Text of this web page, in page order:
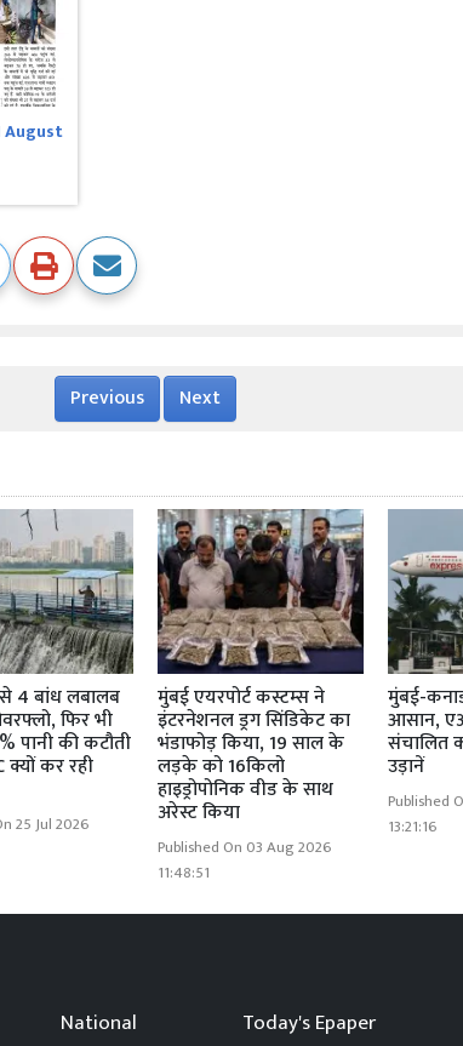
August
Previous Next
4 बांध लबालब
फिर भी
पानी की कटौती
क्यों कर रही
25 Jul 2026
मुंबई एयरपोर्ट कस्टम्स ने
इंटरनेशनल ड्रग सिंडिकेट का
भंडाफोड़ किया, 19 साल के
लड़के को 16किलो
हाइड्रोपोनिक वीड के साथ
अरेस्ट किया
Published On 03 Aug 2026
11:48:51
मुंबई-
आसान,
संचालित
उड़ानें
Published
13:21:16
National
Today's Epaper